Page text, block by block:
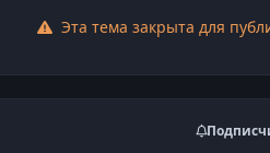
Эта тема закрыта для